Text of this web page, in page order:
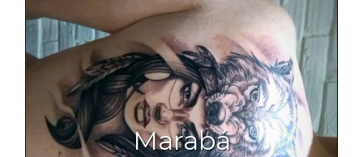
Marabá